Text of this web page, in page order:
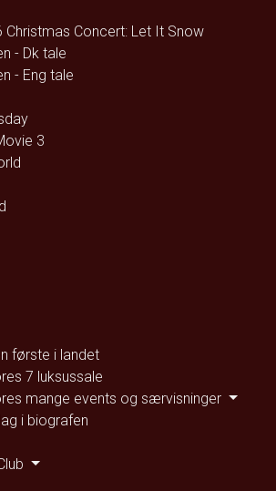
Christmas Concert: Let It Snow
- Dk tale
- Eng tale
3
første i landet
7 luksussale
mange events og særvisninger
i biografen